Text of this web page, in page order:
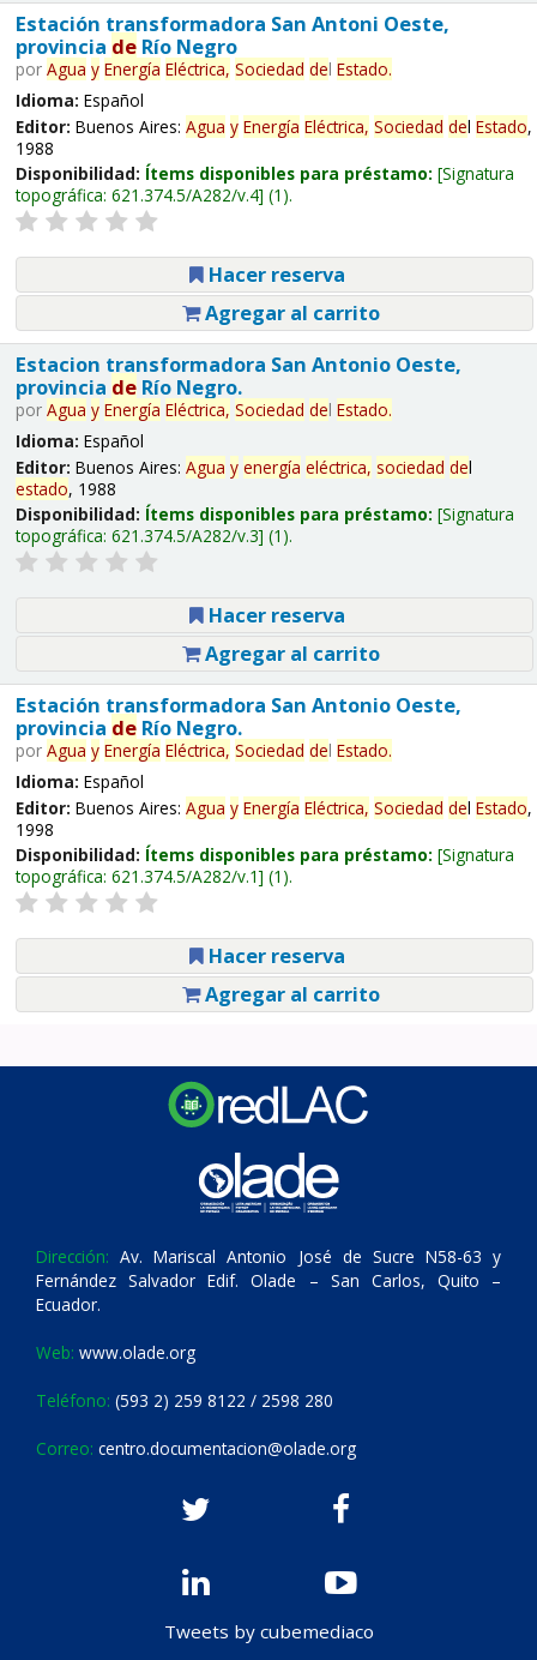
Estación transformadora San Antoni Oeste,
provincia deRío Negro
por Agua y Energía Eléctrica, Sociedad del Estado.
Idioma: Español
Editor: Buenos Aires: Agua y Energía Eléctrica, Sociedad del Estado,
1988
Disponibilidad: Ítems disponibles para préstamo: Signatura
topográfica: 621.374.5/A282/v.4 (1).
Hacer reserva
Agregar al carrito
Estacion transformadora San Antonio Oeste,
provincia deRío Negro.
por Agua y Energía Eléctrica, Sociedad del Estado.
Idioma: Español
Editor: Buenos Aires: Agua y energía eléctrica, sociedad del
estado, 1988
Disponibilidad: Ítems disponibles para préstamo: Signatura
topográfica: 621.374.5/A282/v.3 (1).
Hacer reserva
Agregar al carrito
Estación transformadora San Antonio Oeste,
provincia deRío Negro.
por Agua y Energía Eléctrica, Sociedad del Estado.
Idioma: Español
Editor: Buenos Aires: Agua y Energía Eléctrica, Sociedad del Estado,
1998
Disponibilidad: Ítems disponibles para préstamo: Signatura
topográfica: 621.374.5/A282/v.1 (1).
Hacer reserva
Agregar al carrito
Dirección: Av. Mariscal Antonio José de Sucre N58-63 y
Fernández Salvador Edif. Olade – San Carlos, Quito –
Ecuador.
Web: www.olade.org
Teléfono: (593 2) 259 8122 / 2598 280
Correo: centro.documentacion@olade.org
Tweets by cubemediaco